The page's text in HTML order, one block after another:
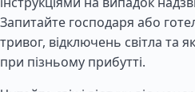
Запитайте господаря або
тривог, відключень світла та
при пізньому прибутті.